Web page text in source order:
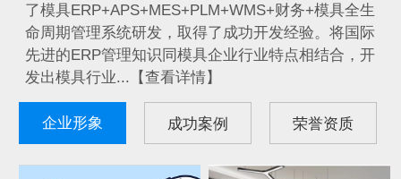
了模具ERP+APS+MES+PLM+WMS+财务+模具全生
命周期管理系统研发，取得了成功开发经验。将国际
先进的ERP管理知识同模具企业行业特点相结合，开
发出模具行业...【查看详情】
企业形象 成功案例 荣誉资质